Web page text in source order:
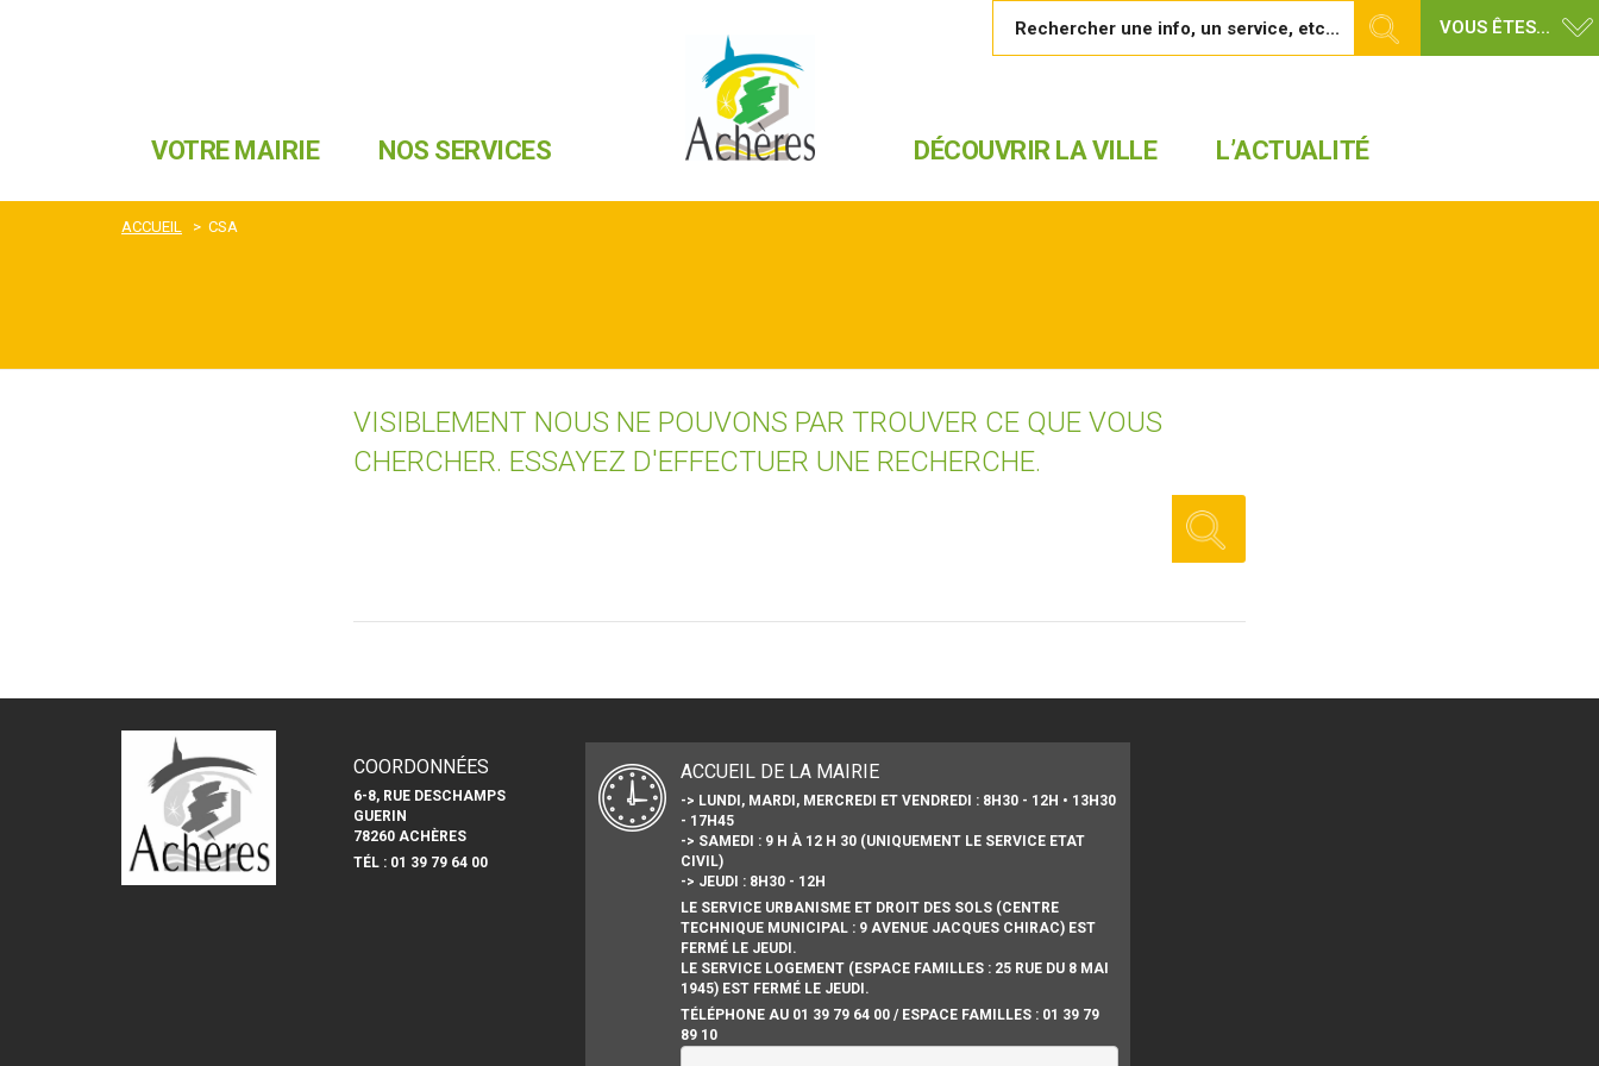
VOUS ÊTES...
VOTRE MAIRIE NOS SERVICES DÉCOUVRIR LA VILLE L’ACTUALITÉ
ACCUEIL > CSA
VISIBLEMENT NOUS NE POUVONS PAR TROUVER CE QUE VOUS
CHERCHER. ESSAYEZ D'EFFECTUER UNE RECHERCHE.
COORDONNÉES
6-8, RUE DESCHAMPS
GUERIN
78260 ACHÈRES
TÉL : 01 39 79 64 00
ACCUEIL DE LA MAIRIE
-> LUNDI, MARDI, MERCREDI ET VENDREDI : 8H30 - 12H • 13H30
- 17H45
-> SAMEDI : 9 H À 12 H 30 (UNIQUEMENT LE SERVICE ETAT
CIVIL)
-> JEUDI : 8H30 - 12H
LE SERVICE URBANISME ET DROIT DES SOLS (CENTRE
TECHNIQUE MUNICIPAL : 9 AVENUE JACQUES CHIRAC) EST
FERMÉ LE JEUDI.
LE SERVICE LOGEMENT (ESPACE FAMILLES : 25 RUE DU 8 MAI
1945) EST FERMÉ LE JEUDI.
TÉLÉPHONE AU 01 39 79 64 00 / ESPACE FAMILLES : 01 39 79
89 10